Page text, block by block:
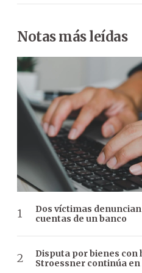
Notas más leídas
Dos víctimas
cuentas de un banco
Disputa por bienes
Stroessner continúa